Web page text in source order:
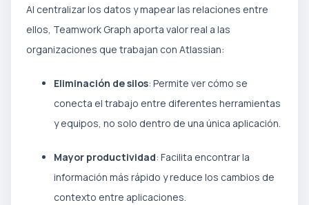
Al centralizar los datos y mapear las relaciones entre
ellos, Teamwork Graph aporta valor real a las
organizaciones que trabajan con Atlassian:
Eliminación de silos: Permite ver cómo se
conecta el trabajo entre diferentes herramientas
y equipos, no solo dentro de una única aplicación.
Mayor productividad: Facilita encontrar la
información más rápido y reduce los cambios de
contexto entre aplicaciones.